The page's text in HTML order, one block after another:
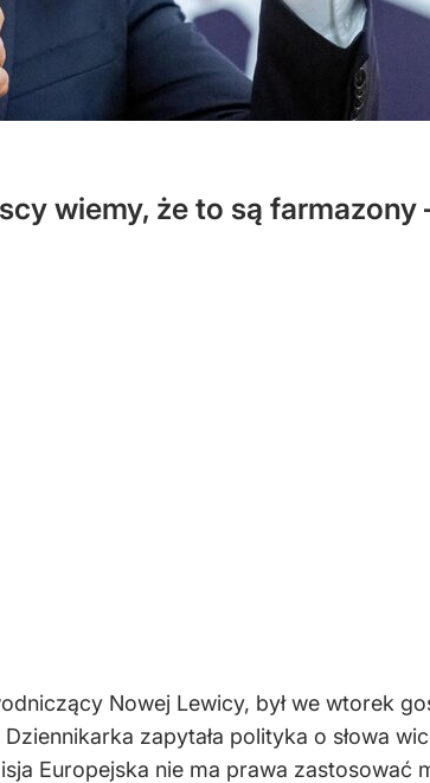
wiemy, że to są
Nowej Lewicy, był we wtorek
zapytała polityka o słowa
Europejska nie ma prawa